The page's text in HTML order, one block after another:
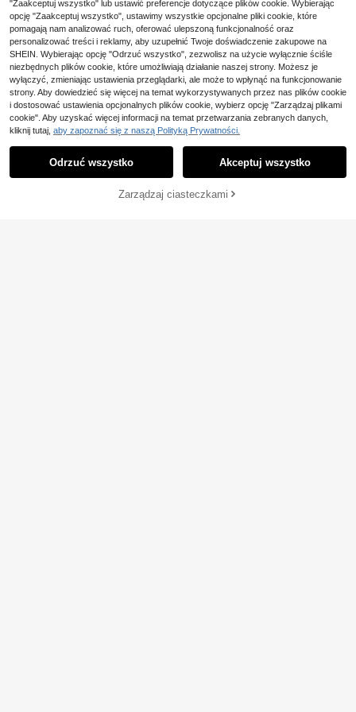
alny na wakacje na plaży latem
54,00złnajniższa cena
DODAJ DO KOSZYKA
"Zaakceptuj wszystko" lub ustawić preferencje dotyczące plików cookie. Wybierając
opcję "Zaakceptuj wszystko", ustawimy wszystkie opcjonalne pliki cookie, które
pomagają nam analizować ruch, oferować ulepszoną funkcjonalność oraz
personalizować treści i reklamy, aby uzupełnić Twoje doświadczenie zakupowe na
SHEIN. Wybierając opcję "Odrzuć wszystko", zezwolisz na użycie wyłącznie ściśle
niezbędnych plików cookie, które umożliwiają działanie naszej strony. Możesz je
wyłączyć, zmieniając ustawienia przeglądarki, ale może to wpłynąć na funkcjonowanie
strony. Aby dowiedzieć się więcej na temat wykorzystywanych przez nas plików cookie
i dostosować ustawienia opcjonalnych plików cookie, wybierz opcję "Zarządzaj plikami
cookie". Aby uzyskać więcej informacji na temat przetwarzania zebranych danych,
kliknij tutaj, aby zapoznać się z naszą Polityką Prywatności.
Odrzuć wszystko Akceptuj wszystko
Zarządzaj ciasteczkami